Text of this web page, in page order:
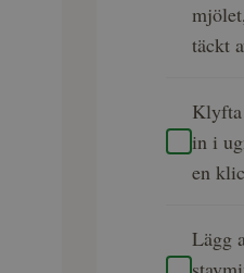
täckt
Klyfta
in i
en
Lägg